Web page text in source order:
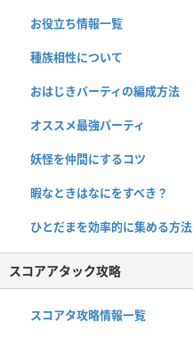
お役立ち情報一覧
種族相性について
おはじきバーティの編成方法
オススメ最強パーティ
妖怪を仲間にするコツ
暇なときはなにをすべき？
ひとだまを効率的に集める方法
スコアアタック攻略
スコアタ攻略情報一覧